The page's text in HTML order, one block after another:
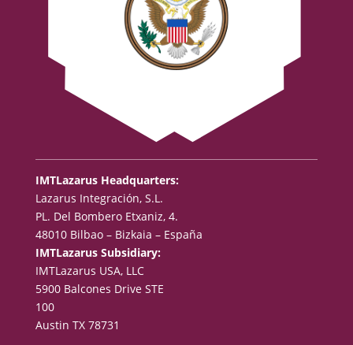
IMTLazarus Headquarters:
Lazarus Integración, S.L.
PL. Del Bombero Etxaniz, 4.
48010 Bilbao – Bizkaia – España
IMTLazarus Subsidiary:
IMTLazarus USA, LLC
5900 Balcones Drive STE
100
Austin TX 78731